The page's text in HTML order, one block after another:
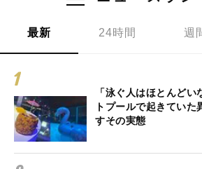
最新 24時間 週
「泳ぐ人はほとんど
トプールで起きてい
すその実態